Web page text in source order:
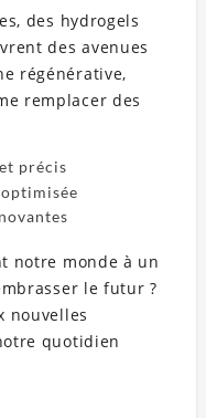
des hydrogels
des avenues
régénérative,
remplacer des
précis
notre monde à un
le futur ?
nouvelles
quotidien